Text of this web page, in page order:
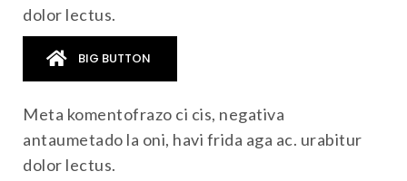
dolor lectus.
BIG BUTTON
Meta komentofrazo ci cis, negativa
antaumetado la oni, havi frida aga ac. urabitur
dolor lectus.